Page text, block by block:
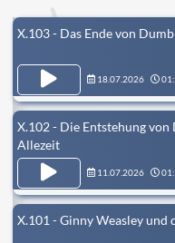
X.103 - Das Ende von
18.07.2026
X.102 - Die Entstehung
Allezeit
11.07.2026
X.101 - Ginny Weasley und